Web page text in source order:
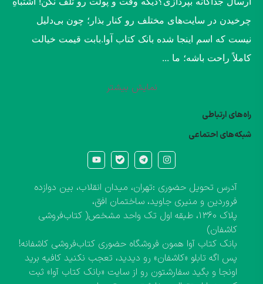
چرخیدن در سایت‌های مختلف رو کنار بذار؛ چون بی‌دلیل
نیست که اسم اینجا شده بانک کتاب آوا.​بابت قیمت خیالت
کاملاً راحت باشه؛ ما ...
نمایش بیشتر
راه‌های ارتباطی
شبکه‌های احتماعی
آدرس تحویل حضوری :تهران، میدان انقلاب، بین دوازده
فروردین و منیری جاوید، ساختمان افق،
پلاک ۱۳۶۰، طبقه اول تک واحد مشخص( کتاب‌فروشی
کاشفان)
بانک کتاب آوا همون فروشگاه حضوری کتاب‌فروشی کاشفانه!
پس اگه تابلو «کاشفان» رو دیدید، تعجب نکنید کافیه برید
اونجا و بگید سفارشتون رو از سایت «بانک کتاب آوا» ثبت